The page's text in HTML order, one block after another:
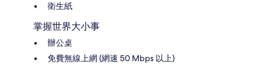
衛生紙
掌握世界大小事
辦公桌
免費無線上網 (網速 50 Mbps 以上)